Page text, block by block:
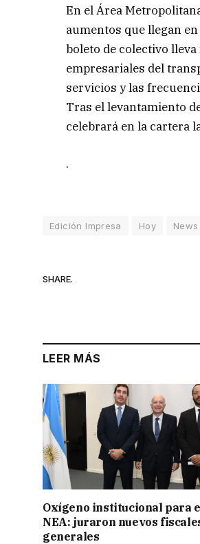
En el Área
aumentos que llegan
boleto de colectivo
empresariales del
servicios y las
Tras el levantamiento
celebrará en la cartera
.
Edición Impresa Hoy News
SHARE.
LEER MÁS
Oxígeno institucional para
NEA: juraron nuevos
generales